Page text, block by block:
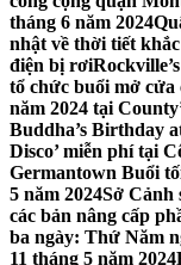
tháng 6 năm 2024
nhật về thời tiết
điện bị rơi
tổ chức buổi mở cửa
năm 2024 tại
Buddha’s Birthday
Disco’ miễn phí tại
Germantown Buổi
5 năm 2024Sở Cảnh
các bản nâng cấp
ba ngày: Thứ Năm
11 tháng 5 năm 2024